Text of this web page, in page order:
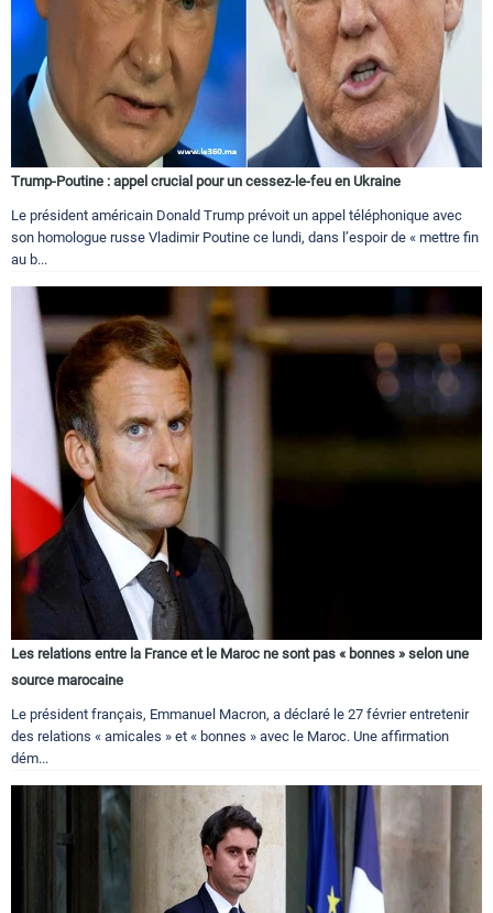
Trump-Poutine : appel crucial pour un cessez-le-feu en Ukraine
Le président américain Donald Trump prévoit un appel téléphonique avec
son homologue russe Vladimir Poutine ce lundi, dans l’espoir de « mettre fin
au b...
Les relations entre la France et le Maroc ne sont pas « bonnes » selon une
source marocaine
Le président français, Emmanuel Macron, a déclaré le 27 février entretenir
des relations « amicales » et « bonnes » avec le Maroc. Une affirmation
dém...